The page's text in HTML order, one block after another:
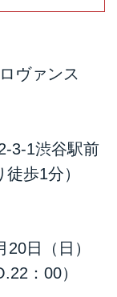
ランド
ヴァンス
3-1渋谷駅前
歩1分）
日（日）
：00）